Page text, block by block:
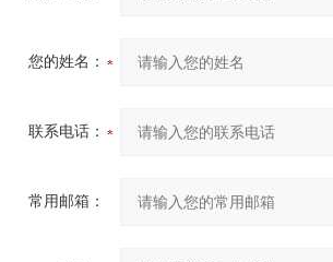
您的姓名：
联系电话：
常用邮箱：